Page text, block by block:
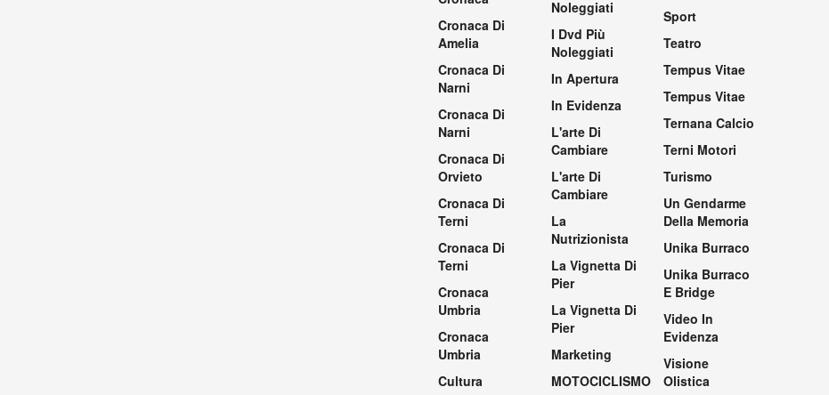
Cronaca Di
Amelia
Cronaca Di
Narni
Cronaca Di
Narni
Cronaca Di
Orvieto
Cronaca Di
Terni
Cronaca Di
Terni
Cronaca
Umbria
Cronaca
Umbria
Cultura
Noleggiati
I Dvd Più
Noleggiati
In Apertura
In Evidenza
L'arte Di
Cambiare
L'arte Di
Cambiare
La
Nutrizionista
La Vignetta Di
Pier
La Vignetta Di
Pier
Marketing
MOTOCICLISMO
Sport
Teatro
Tempus Vitae
Tempus Vitae
Ternana Calcio
Terni Motori
Turismo
Un Gendarme
Della Memoria
Unika Burraco
Unika Burraco
E Bridge
Video In
Evidenza
Visione
Olistica